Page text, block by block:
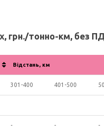
грн./тонно-км, без
Відстань, км
301-400 401-500
- - -